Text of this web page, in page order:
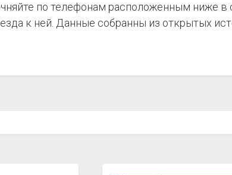
по телефонам расположенным ниже в
к ней. Данные собранны из открытых